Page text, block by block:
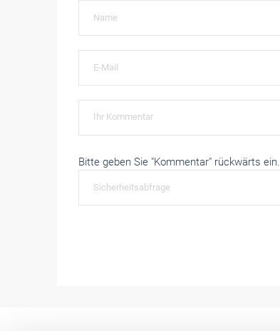
Bitte geben Sie "Kommentar" rückwärts ein.